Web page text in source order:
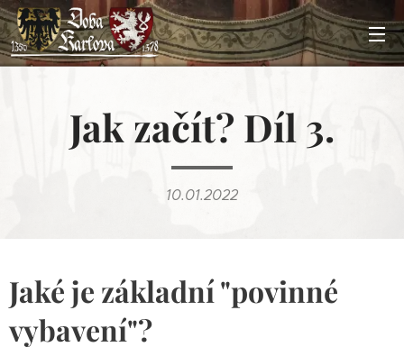
Jak začít? Díl 3.
10.01.2022
Jaké je základní "povinné
vybavení"?